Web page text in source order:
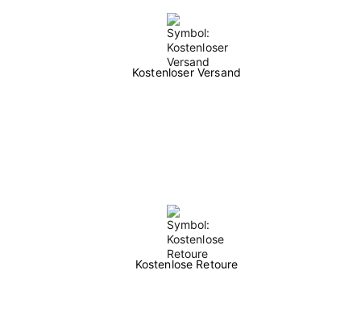
Kostenloser Versand
Kostenlose Retoure